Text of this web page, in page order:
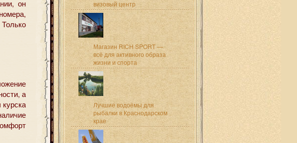
он
а
визовый центр
Магазин RICH SPORT —
всё для активного образа
жизни и спорта
Лучшие водоёмы для
рыбалки в Краснодарском
крае